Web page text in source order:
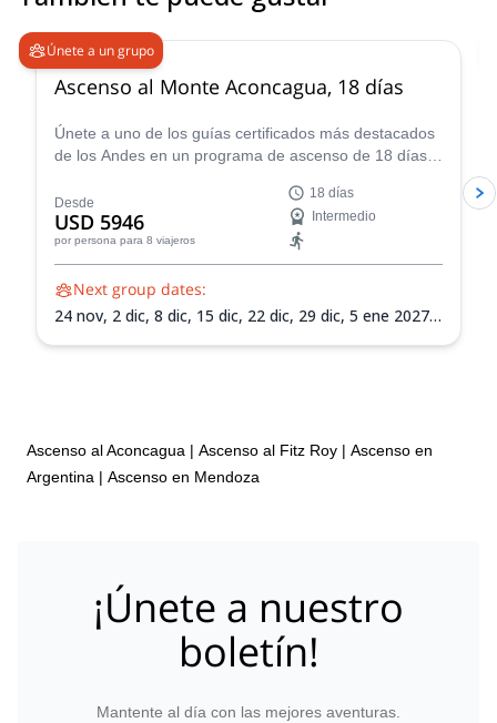
Únete a un grupo
Ascenso al Monte Aconcagua, 18 días
Únete a uno de los guías certificados más destacados
de los Andes en un programa de ascenso de 18 días
¡el pico más alto de Sudamérica!
Desde
USD 5946
por persona para 8 viajeros
18 días
Intermedio
Next group dates:
24 nov, 2 dic, 8 dic, 15 dic, 22 dic, 29 dic, 5 ene 2027,
Ascenso al Aconcagua | Ascenso al Fitz Roy | Ascenso en
Argentina | Ascenso en Mendoza
¡Únete a nuestro
boletín!
Mantente al día con las mejores aventuras.